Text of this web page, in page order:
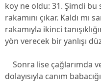
koy ne oldu: 31. Şimdi bu
rakamını çıkar. Kaldı mı
rakamıyla ikinci
yön verecek bir yanlışı
Sonra lise çağlarımda
dolayısıyla canım